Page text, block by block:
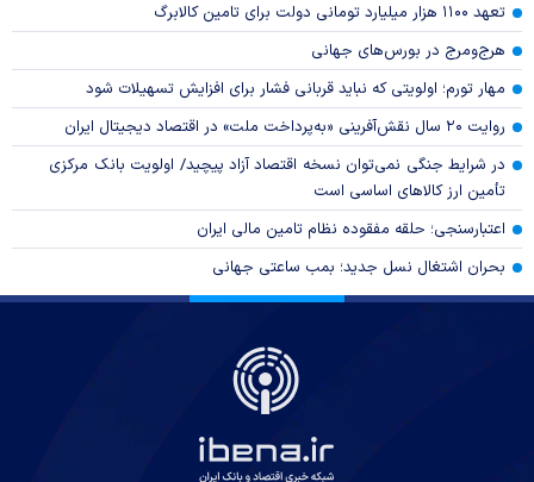
تعهد ۱۱۰۰ هزار میلیارد تومانی دولت برای تامین کالابرگ
هرج‌ومرج در بورس‌های جهانی
مهار تورم؛ اولویتی که نباید قربانی فشار برای افزایش تسهیلات شود
روایت ۲۰ سال نقش‌آفرینی «به‌پرداخت ملت» در اقتصاد دیجیتال ایران
در شرایط جنگی نمی‌توان نسخه اقتصاد آزاد پیچید/ اولویت بانک مرکزی
تأمین ارز کالا‌های اساسی است
اعتبارسنجی؛ حلقه مفقوده نظام تامین مالی ایران
بحران اشتغال نسل جدید؛ بمب ساعتی جهانی